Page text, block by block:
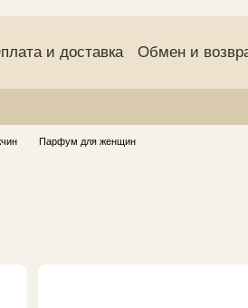
и доставка Обмен и
Парфум для женщин